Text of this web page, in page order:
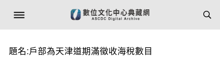
題名:戶部為天津道期滿徵收海稅數目